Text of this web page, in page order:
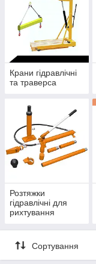
Крани гідравлічні
та траверса
Розтяжки
гідравлічні для
рихтування
Сортування